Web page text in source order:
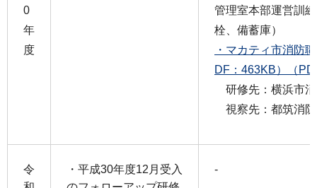
0
年
度
管理室本部運営訓
栓、備蓄庫）
・マカティ市消防
DF：463KB）（
研修先：横浜市
視察先：都筑消
令
・平成30年度12月受入
-